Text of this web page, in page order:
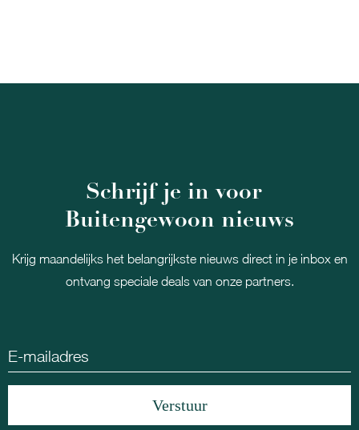
Schrijf je in voor
Buitengewoon nieuws
Krijg maandelijks het belangrijkste nieuws direct in je inbox en
ontvang speciale deals van onze partners.